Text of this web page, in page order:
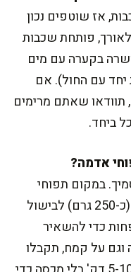
אז שוטפים נכון
פותחת שכבות
בקערה עם מים
יחד עם החול). אם
תוודאו שאתם מרימים
ביחד.
במקום תפוחי
אדמה אפשר לשים 1 קישוא גדול (כ-250 גרם) לבישול
כדי להשאיר
על קמח, תקבלו